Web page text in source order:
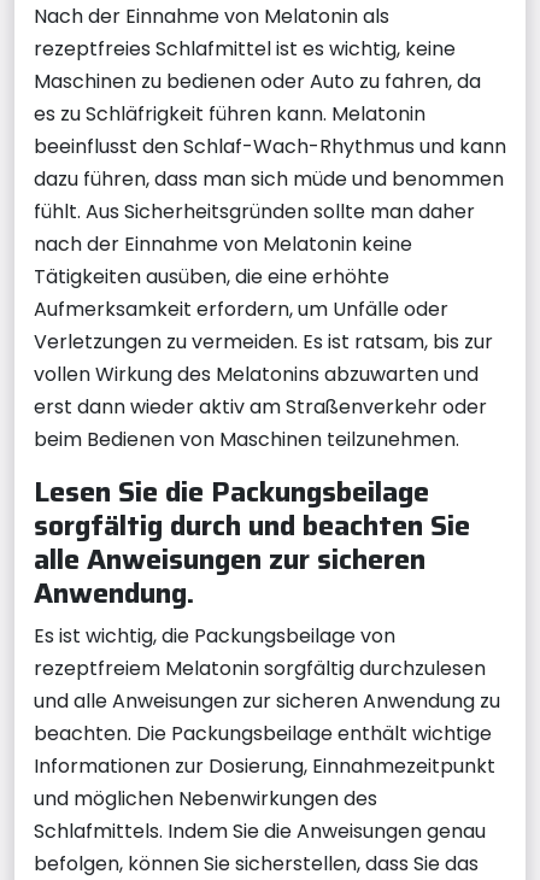
Nach der Einnahme von Melatonin als
rezeptfreies Schlafmittel ist es wichtig, keine
Maschinen zu bedienen oder Auto zu fahren, da
es zu Schläfrigkeit führen kann. Melatonin
beeinflusst den Schlaf-Wach-Rhythmus und kann
dazu führen, dass man sich müde und benommen
fühlt. Aus Sicherheitsgründen sollte man daher
nach der Einnahme von Melatonin keine
Tätigkeiten ausüben, die eine erhöhte
Aufmerksamkeit erfordern, um Unfälle oder
Verletzungen zu vermeiden. Es ist ratsam, bis zur
vollen Wirkung des Melatonins abzuwarten und
erst dann wieder aktiv am Straßenverkehr oder
beim Bedienen von Maschinen teilzunehmen.
Lesen Sie die Packungsbeilage
sorgfältig durch und beachten Sie
alle Anweisungen zur sicheren
Anwendung.
Es ist wichtig, die Packungsbeilage von
rezeptfreiem Melatonin sorgfältig durchzulesen
und alle Anweisungen zur sicheren Anwendung zu
beachten. Die Packungsbeilage enthält wichtige
Informationen zur Dosierung, Einnahmezeitpunkt
und möglichen Nebenwirkungen des
Schlafmittels. Indem Sie die Anweisungen genau
befolgen, können Sie sicherstellen, dass Sie das